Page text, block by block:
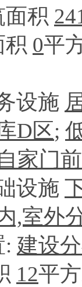
面积
积 0平
设施
D区;
家门前
设施
,室外
: 建设
12平